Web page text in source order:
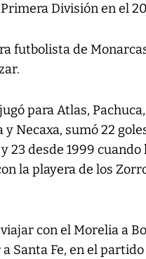
División en el
futbolista de
para Atlas, Pachuca,
y Necaxa, sumó 22
23 desde 1999 cuando
la playera de los
con el Morelia a
Santa Fe, en el partido